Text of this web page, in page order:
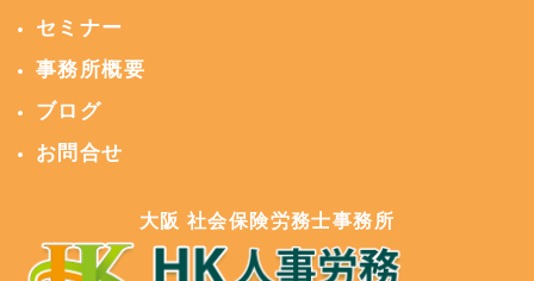
セミナー
事務所概要
ブログ
お問合せ
大阪 社会保険労務士事務所